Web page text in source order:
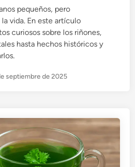
pequeños, pero
vida. En este artículo
curiosos sobre los riñones,
hasta hechos históricos y
septiembre de 2025